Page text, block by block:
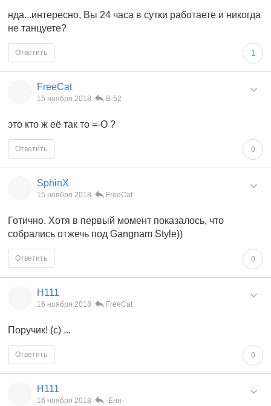
нда...интересно, Вы 24 часа в сутки работаете и никогда
не танцуете?
1
Ответить
FreeCat
15 ноября 2018 В-52
это кто ж её так то =-O ?
0
Ответить
SphinX
15 ноября 2018 FreeCat
Готично. Хотя в первый момент показалось, что
собрались отжечь под Gangnam Style))
0
Ответить
Н111
16 ноября 2018 FreeCat
Поручик! (с) ...
0
Ответить
Н111
16 ноября 2018 -Еня-